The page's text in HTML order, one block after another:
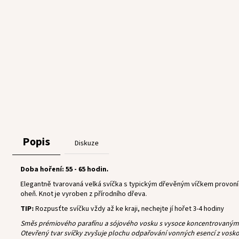
Popis Diskuze
Doba hoření: 55 - 65 hodin.
Elegantně tvarovaná velká svíčka s typickým dřevěným víčkem
oheň. Knot je vyroben z přírodního dřeva.
TIP: Rozpusťte svíčku vždy až ke kraji, nechejte jí hořet 3-4 hodiny
Směs prémiového parafínu a sójového vosku s vysoce
Otevřený tvar svíčky zvyšuje plochu odpařování vonných esencí z